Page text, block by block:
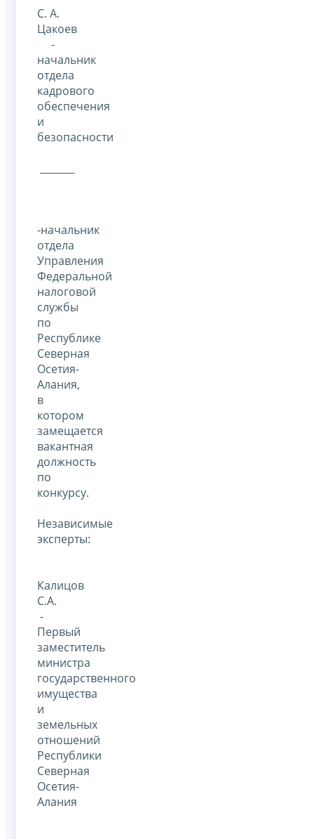
С. А.
Цакоев
-
начальник
отдела
кадрового
обеспечения
и
безопасности
-начальник
отдела
Управления
Федеральной
налоговой
службы
по
Республике
Северная
Осетия-
Алания,
в
котором
замещается
вакантная
должность
по
конкурсу.
Независимые
эксперты:
Калицов
С.А.
-
Первый
заместитель
министра
государственного
имущества
и
земельных
отношений
Республики
Северная
Осетия-
Алания